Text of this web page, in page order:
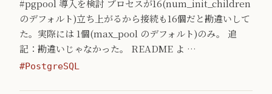
#pgpool 導入を検討 プロセスが16(num_init_children
のデフォルト)立ち上がるから接続も16個だと勘違いして
た。実際には 1個(max_pool のデフォルト)のみ。 追
記：勘違いじゃなかった。 README よ …
#PostgreSQL